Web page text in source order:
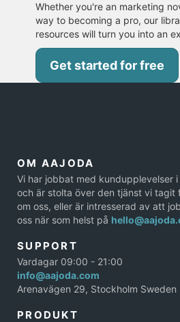
Whether you're an marketing
way to becoming a pro, our
resources will turn you into an
Get started for free
OM AAJODA
Vi har jobbat med kundupplevelser
och är stolta över den tjänst vi tagit
om oss, eller är intresserad av att
oss när som helst på
SUPPORT
Vardagar 09:00 - 21:00
info@aajoda.com
Arenavägen 29, Stockholm Sweden
PRODUKT